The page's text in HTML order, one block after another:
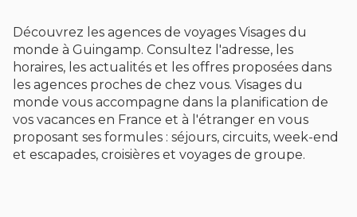
Découvrez les agences de voyages Visages du
monde à Guingamp. Consultez l'adresse, les
horaires, les actualités et les offres proposées dans
les agences proches de chez vous. Visages du
monde vous accompagne dans la planification de
vos vacances en France et à l'étranger en vous
proposant ses formules : séjours, circuits, week-end
et escapades, croisières et voyages de groupe.